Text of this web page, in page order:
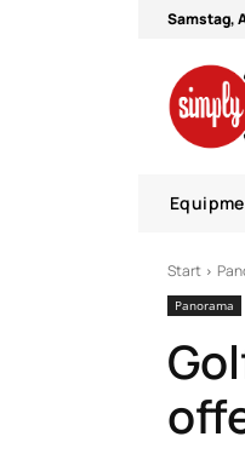
Samstag,
Start
Panorama